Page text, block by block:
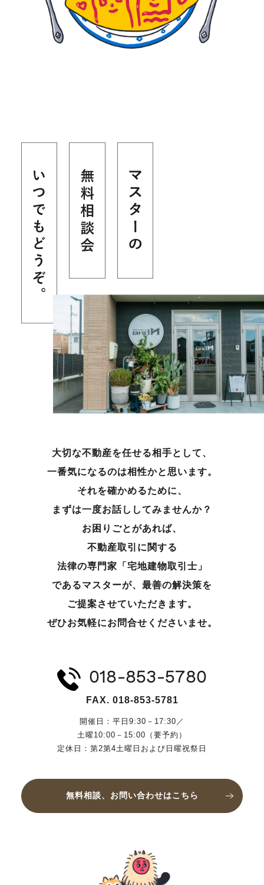
大切な不動産を任せる相手として、
一番気になるのは相性かと思います。
それを確かめるために、
まずは一度お話ししてみませんか？
お困りごとがあれば、
不動産取引に関する
法律の専門家「宅地建物取引士」
であるマスターが、 最善の解決策を
ご提案させていただきます。
ぜひお気軽にお問合せくださいませ。
018-853-5780
FAX. 018-853-5781
開催日：平日9:30－17:30／
土曜10:00－15:00（要予約）
定休日：第2第4土曜日および日曜祝祭日
無料相談、お問い合わせはこちら